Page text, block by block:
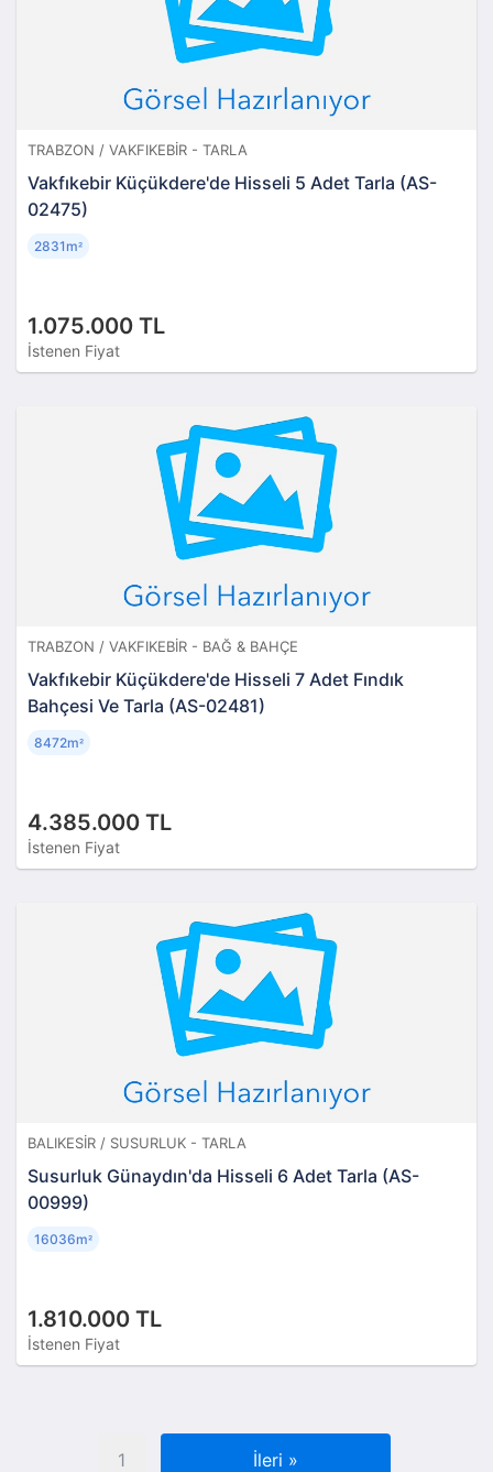
TRABZON / VAKFIKEBIR - TARLA
Vakfıkebir Küçükdere'de Hisseli 5 Adet Tarla (AS-
02475)
1.075.000 TL
İstenen Fiyat
2831m²
TRABZON / VAKFIKEBIR - BAĞ & BAHÇE
Vakfıkebir Küçükdere'de Hisseli 7 Adet Fındık
Bahçesi Ve Tarla (AS-02481)
4.385.000 TL
İstenen Fiyat
8472m²
BALIKESIR / SUSURLUK - TARLA
Susurluk Günaydın'da Hisseli 6 Adet Tarla (AS-
00999)
1.810.000 TL
İstenen Fiyat
16036m²
1 İleri »